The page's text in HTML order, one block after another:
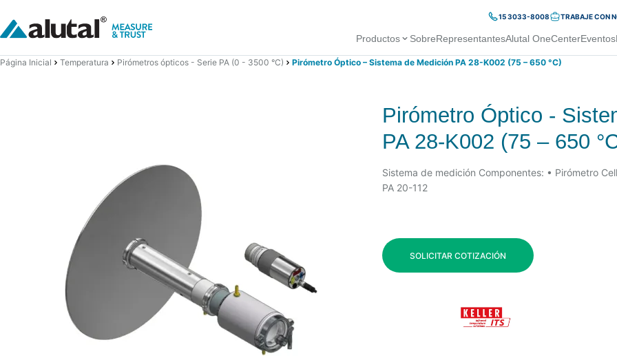
15 3033-8008 TRABAJE CON
Productos SobreRepresentantesAlutal OneCenterEventos
Página Inicial Temperatura Pirómetros ópticos - Serie PA (0 - 3500 °C) Pirómetro Óptico – Sistema de Medición PA 28-K002 (75 – 650 °C)
Pirómetro Óptico -
PA 28-K002 (75 – 650
Sistema de medición Componentes: • Pirómetro
PA 20-112
SOLICITAR COTIZACIÓN